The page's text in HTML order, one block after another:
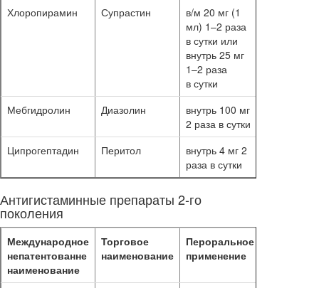
Хлоропирамин Супрастин
в/м 20 мг (1
мл) 1–2 раза
в сутки или
внутрь 25 мг
1–2 раза
в сутки
Мебгидролин Диазолин
внутрь 100 мг
2 раза в сутки
Ципрогептадин Перитол
внутрь 4 мг 2
раза в сутки
Антигистаминные препараты 2-го
поколения
Международное
непатентованне
наименование
Торговое
наименование
Пероральное
применение